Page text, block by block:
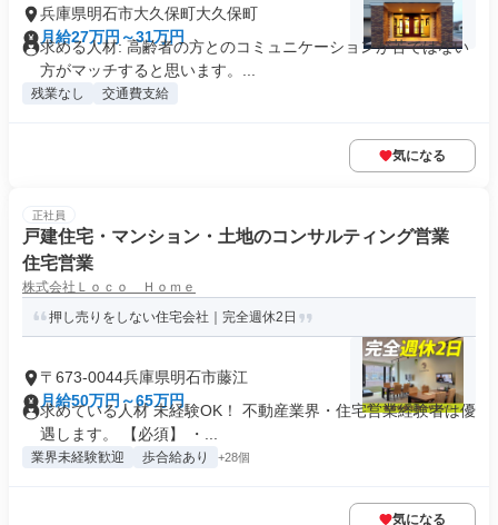
兵庫県明石市大久保町大久保町
月給27万円～31万円
求める人材: 高齢者の方とのコミュニケーションが苦ではない
方がマッチすると思います。...
残業なし 交通費支給
気になる
正社員
戸建住宅・マンション・土地のコンサルティング営業
住宅営業
株式会社Ｌｏｃｏ Ｈｏｍｅ
押し売りをしない住宅会社｜完全週休2日
〒673-0044兵庫県明石市藤江
月給50万円～65万円
求めている人材 未経験OK！ 不動産業界・住宅営業経験者は優
遇します。 【必須】 ・...
業界未経験歓迎 歩合給あり +28個
気になる